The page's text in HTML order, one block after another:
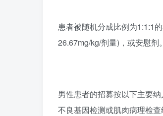
患者被随机分成比例为1:1:1
26.67mg/kg/剂量)，或安慰剂
男性患者的招募按以下主要
不良基因检测或肌肉病理检